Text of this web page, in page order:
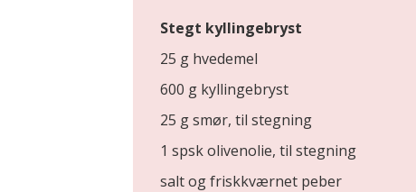
Stegt kyllingebryst
25 g hvedemel
600 g kyllingebryst
25 g smør, til stegning
1 spsk olivenolie, til stegning
salt og friskkværnet peber